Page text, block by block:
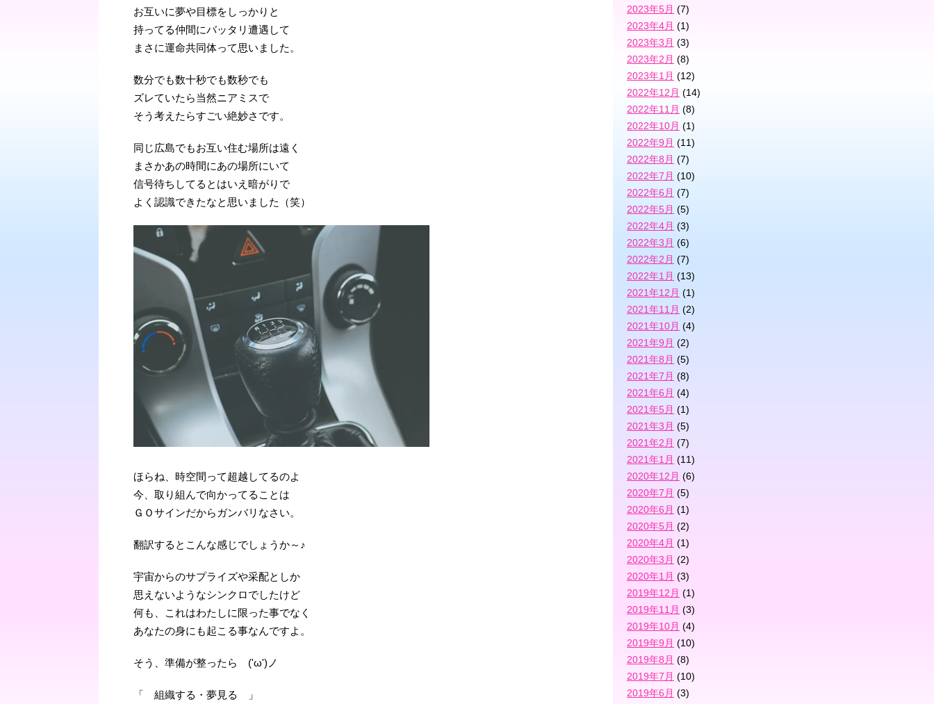
お互いに夢や目標をしっかりと
持ってる仲間にバッタリ遭遇して
まさに運命共同体って思いました。
数分でも数十秒でも数秒でも
ズレていたら当然ニアミスで
そう考えたらすごい絶妙さです。
同じ広島でもお互い住む場所は遠く
まさかあの時間にあの場所にいて
信号待ちしてるとはいえ暗がりで
よく認識できたなと思いました（笑）
ほらね、時空間って超越してるのよ
今、取り組んで向かってることは
ＧＯサインだからガンバリなさい。
翻訳するとこんな感じでしょうか～♪
宇宙からのサプライズや采配としか
思えないようなシンクロでしたけど
何も、これはわたしに限った事でなく
あなたの身にも起こる事なんですよ。
そう、準備が整ったら ('ω')ノ
「 組織する・夢見る 」
2023年5月 (7)
2023年4月 (1)
2023年3月 (3)
2023年2月 (8)
2023年1月 (12)
2022年12月 (14)
2022年11月 (8)
2022年10月 (1)
2022年9月 (11)
2022年8月 (7)
2022年7月 (10)
2022年6月 (7)
2022年5月 (5)
2022年4月 (3)
2022年3月 (6)
2022年2月 (7)
2022年1月 (13)
2021年12月 (1)
2021年11月 (2)
2021年10月 (4)
2021年9月 (2)
2021年8月 (5)
2021年7月 (8)
2021年6月 (4)
2021年5月 (1)
2021年3月 (5)
2021年2月 (7)
2021年1月 (11)
2020年12月 (6)
2020年7月 (5)
2020年6月 (1)
2020年5月 (2)
2020年4月 (1)
2020年3月 (2)
2020年1月 (3)
2019年12月 (1)
2019年11月 (3)
2019年10月 (4)
2019年9月 (10)
2019年8月 (8)
2019年7月 (10)
2019年6月 (3)